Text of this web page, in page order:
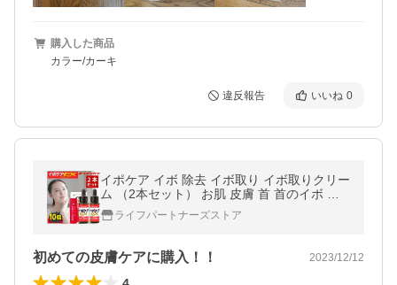
購入した商品
カラー/カーキ
違反報告 いいね 0
イポケア イボ 除去 イボ取り イボ取りクリー
ム （2本セット） お肌 皮膚 首 首のイボ 美
容液 首イボ はとむぎ 角質取り いぼ 自分で
イポケアEX 18ml
ライフパートナーズストア
初めての皮膚ケアに購入！！ 2023/12/12